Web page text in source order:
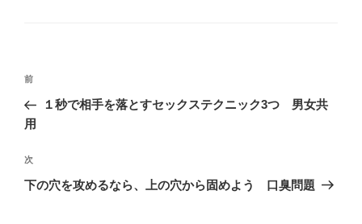
投
ナ
ゲ
ー
前
の
投
前
１秒で相手を落とすセックステクニック3つ 男女共
用
次
の
次
下の穴を攻めるなら、上の穴から固めよう 口臭問題